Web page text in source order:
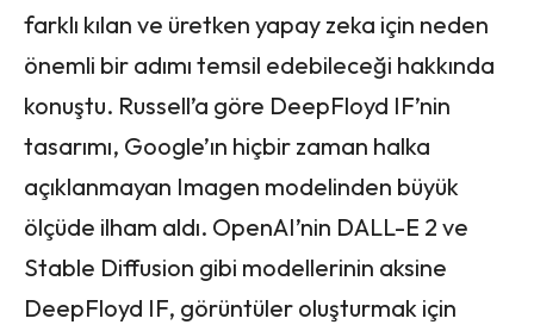
farklı kılan ve üretken yapay zeka için neden
önemli bir adımı temsil edebileceği hakkında
konuştu. Russell’a göre DeepFloyd IF’nin
tasarımı, Google’ın hiçbir zaman halka
açıklanmayan Imagen modelinden büyük
ölçüde ilham aldı. OpenAI’nin DALL-E 2 ve
Stable Diffusion gibi modellerinin aksine
DeepFloyd IF, görüntüler oluşturmak için